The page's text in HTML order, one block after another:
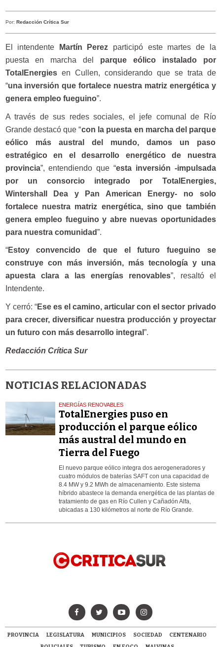
Por: Redacción Crítica Sur
El intendente Martín Perez participó este martes de la
puesta en marcha del parque eólico instalado por
TotalEnergiesen Cullen, considerando que se trata de
“una inversión que fortalece nuestra matriz energética y
genera empleo fueguino”.
A través de sus redes sociales, el jefe comunal de Río
Grande destacó que “con la puesta en marcha del parque
eólico más austral del mundo, damos un paso
estratégico en el desarrollo energético de nuestra
provincia”, entendiendo que “esta inversión -impulsada
por un consorcio integrado por TotalEnergies,
Wintershall Dea y Pan American Energy- no solo
fortalece nuestra matriz energética, sino que también
genera empleo fueguino y abre nuevas oportunidades
para nuestra comunidad”.
“Estoy convencido de que el futuro fueguino se
construye con más inversión, más tecnología y una
apuesta clara a las energías renovables”, resaltó el
Intendente.
Y cerró: “Ese es el camino, articular con el sector privado
para crecer, diversificar nuestra producción y proyectar
un futuro con más desarrollo integral ”.
Redacción Crítica Sur
NOTICIAS RELACIONADAS
ENERGÍAS RENOVABLES
TotalEnergies puso en
producción el parque eólico
más austral del mundo en
Tierra del Fuego
El nuevo parque eólico integra dos aerogeneradores y
cuatro módulos de baterías SAFT con una capacidad de
8.4 MW y 9.2 MWh de almacenamiento. Este sistema
híbrido abastece la demanda energética de las plantas de
tratamiento de gas en Río Cullen y Cañadón Alfa,
ubicadas a 130 kilómetros al norte de Río Grande.
PROVINCIA LEGISLATURA MUNICIPIOS SOCIEDAD
CENTENARIO